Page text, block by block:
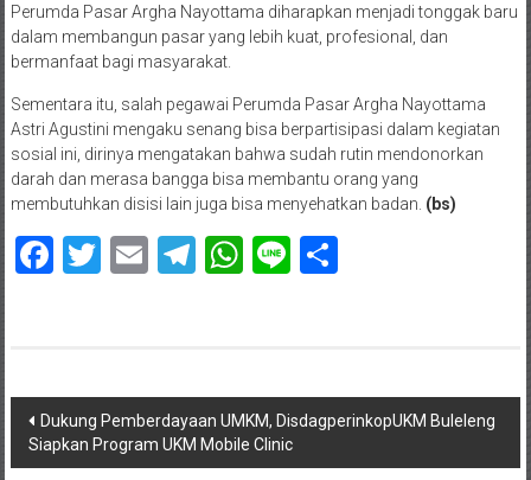
Perumda Pasar Argha Nayottama diharapkan menjadi tonggak baru
dalam membangun pasar yang lebih kuat, profesional, dan
bermanfaat bagi masyarakat.
Sementara itu, salah pegawai Perumda Pasar Argha Nayottama
Astri Agustini mengaku senang bisa berpartisipasi dalam kegiatan
sosial ini, dirinya mengatakan bahwa sudah rutin mendonorkan
darah dan merasa bangga bisa membantu orang yang
membutuhkan disisi lain juga bisa menyehatkan badan. (bs)
Facebook
Twitter
EmailTelegram
WhatsApp
LineShare
Navigasi
pos
Dukung Pemberdayaan UMKM, DisdagperinkopUKM Buleleng
Siapkan Program UKM Mobile Clinic